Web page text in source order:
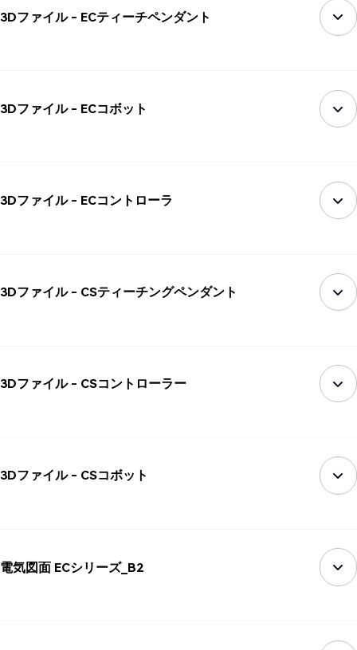
3Dファイル - ECティーチペンダント
3Dファイル - ECコボット
3Dファイル - ECコントローラ
3Dファイル - CSティーチングペンダント
3Dファイル - CSコントローラー
3Dファイル - CSコボット
電気図面 ECシリーズ_B2